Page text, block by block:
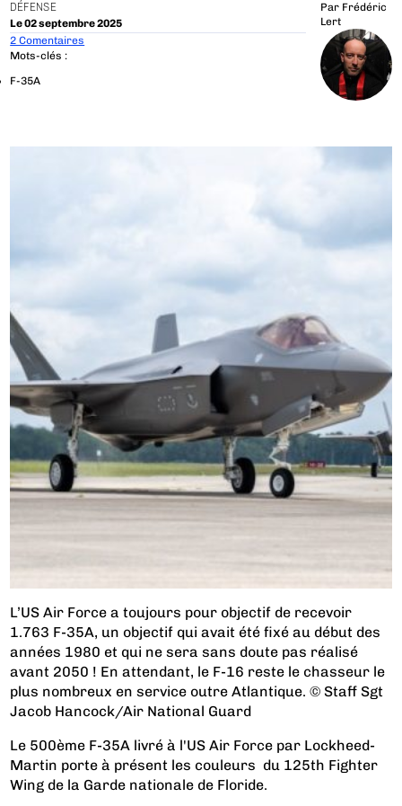
DÉFENSE
Le 02 septembre 2025
Par Frédéric
Lert
2 Comentaires
Mots-clés :
F-35A
L’US Air Force a toujours pour objectif de recevoir
1.763 F-35A, un objectif qui avait été fixé au début des
années 1980 et qui ne sera sans doute pas réalisé
avant 2050 ! En attendant, le F-16 reste le chasseur le
plus nombreux en service outre Atlantique. © Staff Sgt
Jacob Hancock/Air National Guard
Le 500ème F-35A livré à l'US Air Force par Lockheed-
Martin porte à présent les couleurs du 125th Fighter
Wing de la Garde nationale de Floride.